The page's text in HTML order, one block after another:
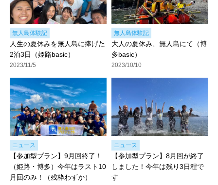
無人島体験記
人生の夏休みを無人島に捧げた
2泊3日（姫路basic）
2023/11/5
無人島体験記
大人の夏休み、無人島にて（博
多basic）
2023/10/10
ニュース
【参加型プラン】9月回終了！
（姫路・博多）今年はラスト10
月回のみ！（残枠わずか）
ニュース
【参加型プラン】8月回が終了
しました！今年は残り3日程で
す